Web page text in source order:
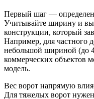
Первый шаг —
Учитывайте ширину и
конструкции, который
Например, для частного
небольшой шириной (до
коммерческих объектов
модель.
Вес ворот напрямую
Для тяжелых ворот